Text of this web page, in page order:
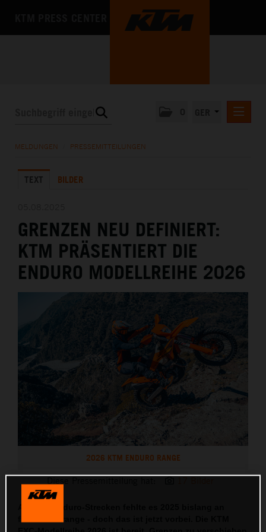
MEDIA
MELDUNGEN PRESSEMITTEILUNGEN
TEXT BILDER
GRENZEN NEU DEFINIERT:
KTM PRÄSENTIERT DIE
ENDURO MODELLREIHE 2026
2026 KTM ENDURO RANGE